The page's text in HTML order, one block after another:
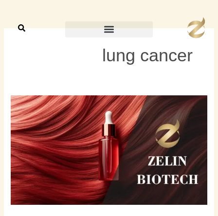
المحتوى
lung cancer
هل
صبغات
للسرطان؟
كيف
شعرك